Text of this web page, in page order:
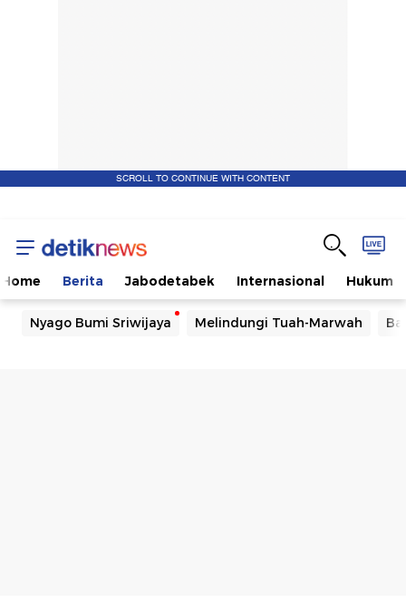
SCROLL TO CONTINUE WITH CONTENT
Home Berita Jabodetabek Internasional Hukum
Nyago Bumi Sriwijaya Melindungi Tuah-Marwah